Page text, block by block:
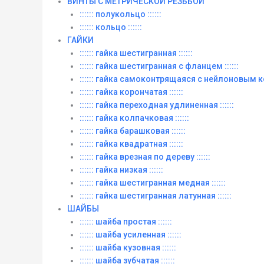
:::::: полукольцо ::::::
:::::: кольцо ::::::
ГАЙКИ
:::::: гайка шестигранная ::::::
:::::: гайка шестигранная с фланцем ::::::
:::::: гайка самоконтрящаяся с нейлоновым
:::::: гайка корончатая ::::::
:::::: гайка переходная удлиненная ::::::
:::::: гайка колпачковая ::::::
:::::: гайка барашковая ::::::
:::::: гайка квадратная ::::::
:::::: гайка врезная по дереву ::::::
:::::: гайка низкая ::::::
:::::: гайка шестигранная медная ::::::
:::::: гайка шестигранная латунная ::::::
ШАЙБЫ
:::::: шайба простая ::::::
:::::: шайба усиленная ::::::
:::::: шайба кузовная ::::::
:::::: шайба зубчатая ::::::